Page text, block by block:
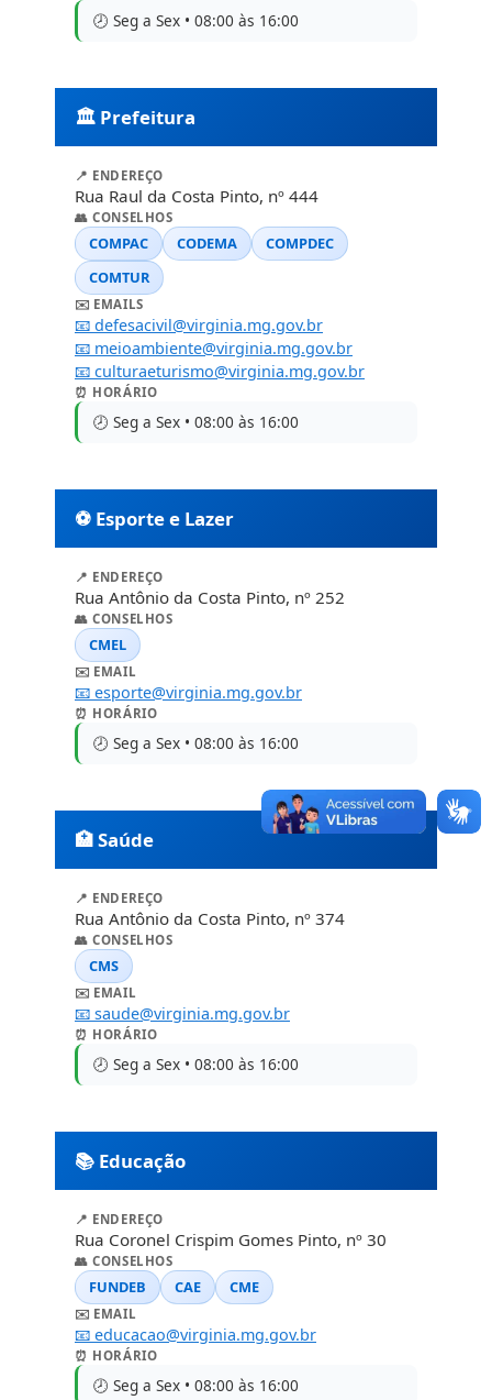
🕗 Seg a Sex • 08:00 às 16:00
🏛️ Prefeitura
📍 ENDEREÇO
Rua Raul da Costa Pinto, nº 444
👥 CONSELHOS
COMPAC CODEMA
COMPDEC
COMTUR
✉️ EMAILS
📧 defesacivil@virginia.mg.gov.br
📧 meioambiente@virginia.mg.gov.br
📧 culturaeturismo@virginia.mg.gov.br
⏰ HORÁRIO
🕗 Seg a Sex • 08:00 às 16:00
⚽ Esporte e Lazer
📍 ENDEREÇO
Rua Antônio da Costa Pinto, nº 252
👥 CONSELHOS
CMEL
✉️ EMAIL
📧 esporte@virginia.mg.gov.br
⏰ HORÁRIO
🕗 Seg a Sex • 08:00 às 16:00
🏥 Saúde
📍 ENDEREÇO
Rua Antônio da Costa Pinto, nº 374
👥 CONSELHOS
CMS
✉️ EMAIL
📧 saude@virginia.mg.gov.br
⏰ HORÁRIO
🕗 Seg a Sex • 08:00 às 16:00
📚 Educação
📍 ENDEREÇO
Rua Coronel Crispim Gomes Pinto, nº 30
👥 CONSELHOS
FUNDEB CAE CME
✉️ EMAIL
📧 educacao@virginia.mg.gov.br
⏰ HORÁRIO
🕗 Seg a Sex • 08:00 às 16:00